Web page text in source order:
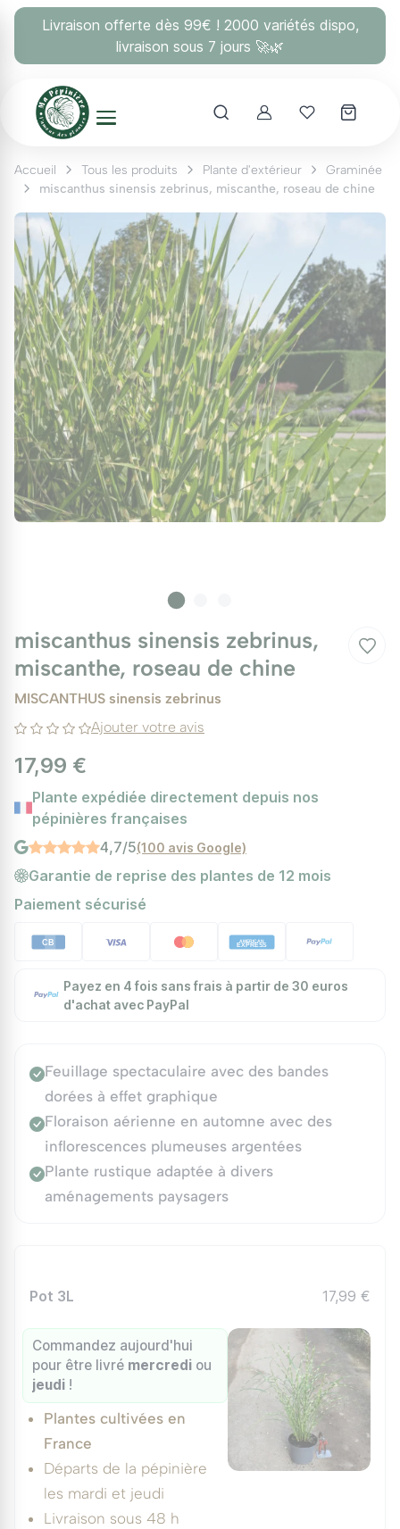
Livraison offerte dès 99€ ! 2000 variétés dispo,
livraison sous 7 jours 🚀🌿
AccountMes coups
Accueil Tous les produits Plante d'extérieur
Graminée
miscanthus sinensis zebrinus, miscanthe, roseau de chine
miscanthus sinensis zebrinus,
miscanthe, roseau de chine
MISCANTHUS sinensis zebrinus
Ajouter votre avis
17,99 €
Plante expédiée directement depuis nos
pépinières françaises
4,7/5(100 avis Google)
Garantie de reprise des plantes de 12 mois
Paiement sécurisé
Payez en 4 fois sans frais à partir de 30 euros
d'achat avec PayPal
Feuillage spectaculaire avec des bandes
dorées à effet graphique
Floraison aérienne en automne avec des
inflorescences plumeuses argentées
Plante rustique adaptée à divers
aménagements paysagers
Pot 3L 17,99 €
Commandez aujourd'hui
pour être livré mercredi ou
jeudi !
Plantes cultivées en
France
Départs de la pépinière
les mardi et jeudi
Livraison sous 48 h
Panneau de gestion des cookies